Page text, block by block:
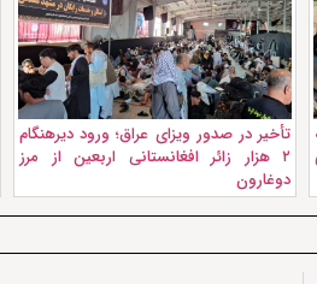
تأخیر در صدور ویزای عراق؛ ورود دیرهنگام
۲ هزار زائر افغانستانی اربعین از مرز
دوغارون